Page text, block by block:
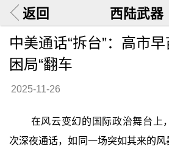
返回 西陆武器
中美通话“拆台”：高市
困局“翻车
2025-11-26
在风云变幻的国际政治舞台上
次深夜通话，如同一场突如其来的